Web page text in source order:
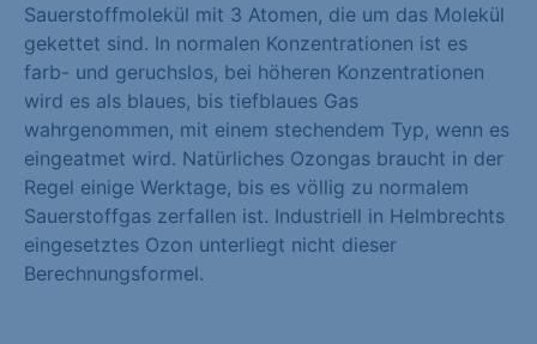
Sauerstoffmolekül mit 3 Atomen, die um das Molekül
gekettet sind. In normalen Konzentrationen ist es
farb- und geruchslos, bei höheren Konzentrationen
wird es als blaues, bis tiefblaues Gas
wahrgenommen, mit einem stechendem Typ, wenn es
eingeatmet wird. Natürliches Ozongas braucht in der
Regel einige Werktage, bis es völlig zu normalem
Sauerstoffgas zerfallen ist. Industriell in Helmbrechts
eingesetztes Ozon unterliegt nicht dieser
Berechnungsformel.